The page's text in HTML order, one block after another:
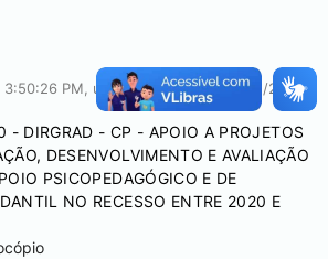
3:50:26 PM , última modificação12/22/2020,
- DIRGRAD - CP - APOIO A PROJETOS
DESENVOLVIMENTO E AVALIAÇÃO
PSICOPEDAGÓGICO E DE
NO RECESSO ENTRE 2020 E